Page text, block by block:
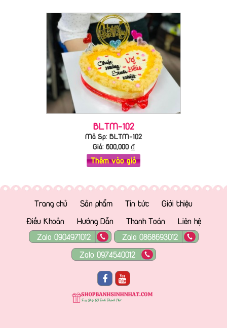
BLTM-102
Mã Sp: BLTM-102
Giá: 600,000₫
Thêm vào giỏ
Trang chủ Sản phẩm Tin tức
Giới thiệu
Điều Khoản
Hướng Dẫn Thanh Toán
Liên hệ
Zalo 0904971012
Zalo 0868693012
Zalo 0974540012